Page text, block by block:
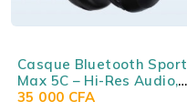
Casque Bluetooth Sport
Max 5C – Hi-Res Audio,
ANC adaptative hybride,
35 000 CFA